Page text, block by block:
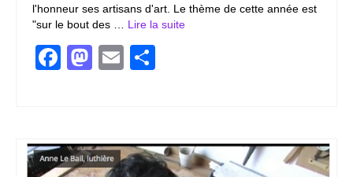
l'honneur ses artisans d'art. Le thème de cette année est
"sur le bout des … Lire la suite
Facebook
Mastodon
Email